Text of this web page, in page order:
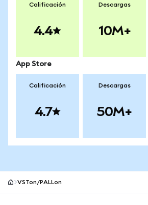
Calificación
4.4
Descargas
10M+
App Store
Calificación
4.7
Descargas
50M+
VSTon/PALLon